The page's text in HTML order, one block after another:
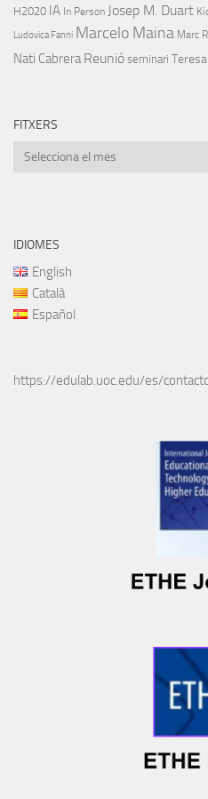
H2020 IA In Person Josep M. Duart
Ludovica Fanni Marcelo Maina Marc
Nati Cabrera Reunió seminari
FITXERS
Fitxers
IDIOMES
English
Català
Español
https://edulab.uoc.edu/es/